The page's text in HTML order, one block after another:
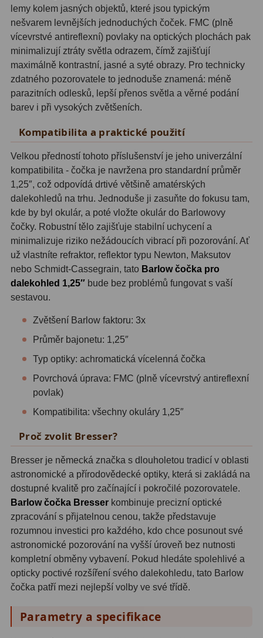
Filtry CCD Hα, OIII
Filtrová kola a rámy16
Rovnače a reduktory13
Zaostření 11
ADC, Tilting
Rotátory 34
Komponenty78
Helical výtahy 11
Okulárové výtahy44
Adaptéry k okulárovým
výtahům8
Primární zrcadla9
Příslušenství 188
Redukce 1,25" a 2"17
Zrcátka a hranoly
Výtahy a ostření1
Hledáčky32
Seřízení 21
Svítilny 5
Kufry a tašky 64
Čištění28
Ostatní18
Montáže99
Azimutální AZ6
lemy kolem jasných objektů, které jsou typickým
nešvarem levnějších jednoduchých čoček. FMC (plně
vícevrstvé antireflexní) povlaky na optických plochách pak
minimalizují ztráty světla odrazem, čímž zajišťují
maximálně kontrastní, jasné a syté obrazy. Pro technicky
zdatného pozorovatele to jednoduše znamená: méně
parazitních odlesků, lepší přenos světla a věrné podání
barev i při vysokých zvětšeních.
Kompatibilita a praktické použití
Velkou předností tohoto příslušenství je jeho univerzální
kompatibilita - čočka je navržena pro standardní průměr
1,25″, což odpovídá drtivé většině amatérských
dalekohledů na trhu. Jednoduše ji zasuňte do fokusu tam,
kde by byl okulár, a poté vložte okulár do Barlowovy
čočky. Robustní tělo zajišťuje stabilní uchycení a
minimalizuje riziko nežádoucích vibrací při pozorování. Ať
už vlastníte refraktor, reflektor typu Newton, Maksutov
nebo Schmidt-Cassegrain, tato Barlow čočka pro
dalekohled 1,25″ bude bez problémů fungovat s vaší
sestavou.
Zvětšení Barlow faktoru: 3x
Průměr bajonetu: 1,25″
Typ optiky: achromatická vícelenná čočka
Povrchová úprava: FMC (plně vícevrstvý antireflexní
povlak)
Kompatibilita: všechny okuláry 1,25″
Proč zvolit Bresser?
Bresser je německá značka s dlouholetou tradicí v oblasti
astronomické a přírodovědecké optiky, která si zakládá na
dostupné kvalitě pro začínající i pokročilé pozorovatele.
Barlow čočka Bresser kombinuje precizní optické
zpracování s přijatelnou cenou, takže představuje
rozumnou investici pro každého, kdo chce posunout své
astronomické pozorování na vyšší úroveň bez nutnosti
kompletní obměny vybavení. Pokud hledáte spolehlivé a
opticky poctivé rozšíření svého dalekohledu, tato Barlow
čočka patří mezi nejlepší volby ve své třídě.
Parametry a specifikace